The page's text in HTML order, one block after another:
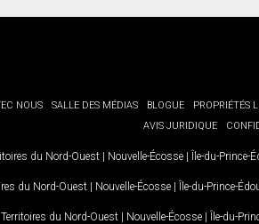
NOUS SALLE DES MÉDIAS BLOGUE PROPRIÉTÉS
AVIS JURIDIQUE
du Nord-Ouest | Nouvelle-Écosse | Île-du-Prince-
du Nord-Ouest | Nouvelle-Écosse | Île-du-Prince-
Territoires du Nord-Ouest | Nouvelle-Écosse | Île-du-